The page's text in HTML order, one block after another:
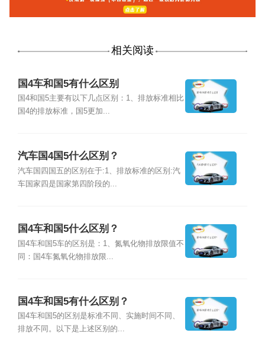
相关阅读
国4车和国5有什么区别
国4和国5主要有以下几点区别：1、排放标准相比
国4的排放标准，国5更加...
汽车国4国5什么区别？
汽车国四国五的区别在于:1、排放标准的区别:汽
车国家四是国家第四阶段的...
国4车和国5什么区别？
国4车和国5车的区别是：1、氮氧化物排放限值不
同：国4车氮氧化物排放限...
国4车和国5有什么区别？
国4车和国5的区别是标准不同、实施时间不同、
排放不同。以下是上述区别的...